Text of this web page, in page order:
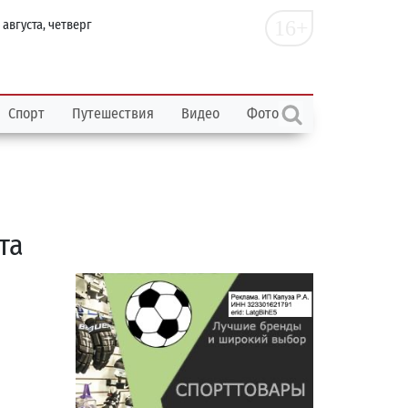
четверг
Спорт Путешествия Видео Фото